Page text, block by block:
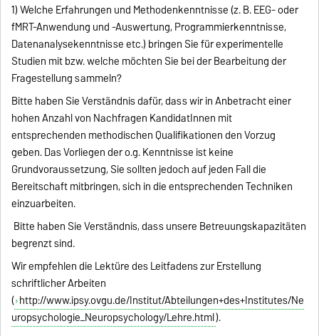
1) Welche Erfahrungen und Methodenkenntnisse (z. B. EEG- oder
fMRT-Anwendung und -Auswertung, Programmierkenntnisse,
Datenanalysekenntnisse etc.) bringen Sie für experimentelle
Studien mit bzw. welche möchten Sie bei der Bearbeitung der
Fragestellung sammeln?
Bitte haben Sie Verständnis dafür, dass wir in Anbetracht einer
hohen Anzahl von Nachfragen KandidatInnen mit
entsprechenden methodischen Qualifikationen den Vorzug
geben. Das Vorliegen der o.g. Kenntnisse ist keine
Grundvoraussetzung, Sie sollten jedoch auf jeden Fall die
Bereitschaft mitbringen, sich in die entsprechenden Techniken
einzuarbeiten.
Bitte haben Sie Verständnis, dass unsere Betreuungskapazitäten
begrenzt sind.
Wir empfehlen die Lektüre des Leitfadens zur Erstellung
schriftlicher Arbeiten
( http://www.ipsy.ovgu.de/Institut/Abteilungen+des+Institutes/Ne
uropsychologie_Neuropsychology/Lehre.html).